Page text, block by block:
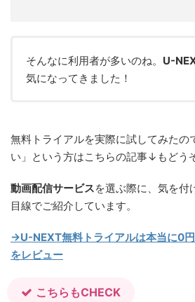
そんなに利用者が多いのね。 U-
気になってきました！
無料トライアルを実際に試してみたの
い」という方はこちらの記事↓もどうぞ
動画配信サービスを選ぶ際に、気を付
目線でご紹介しています。
→U-NEXT無料トライアルは本当に0
をレビュー
こちらもCHECK